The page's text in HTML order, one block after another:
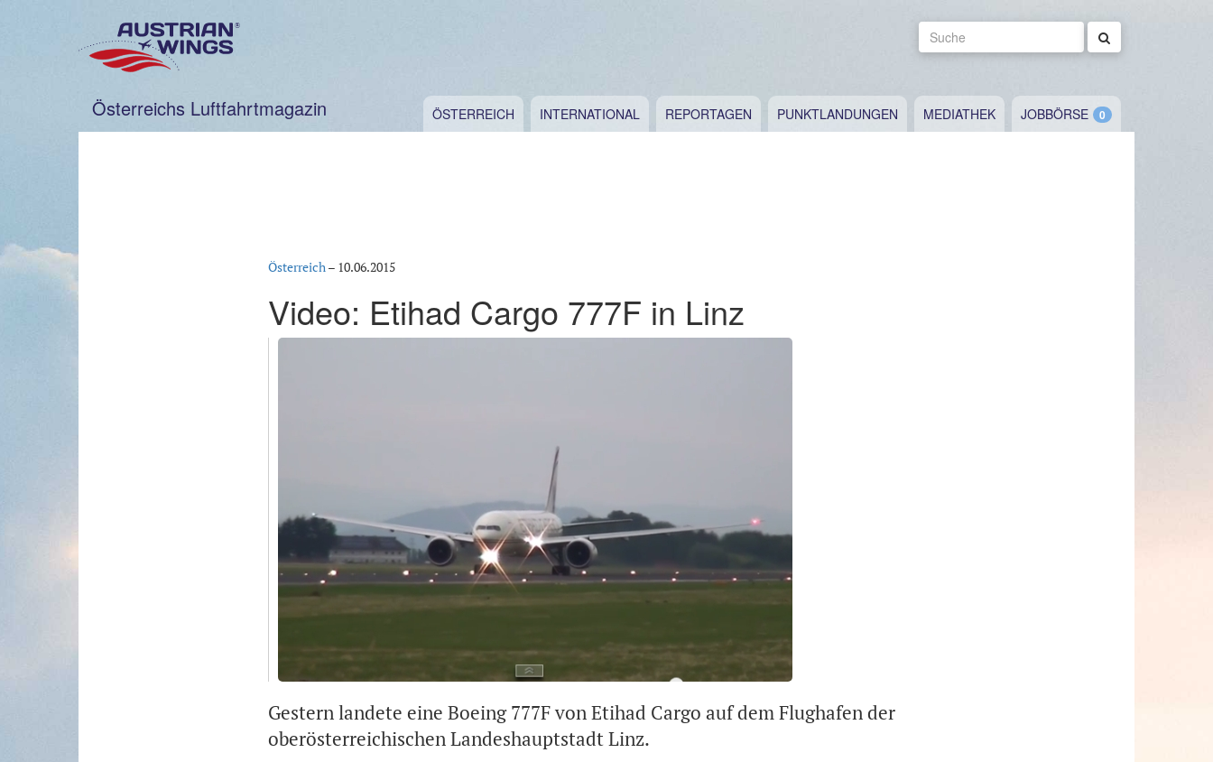
Suche
Österreichs Luftfahrtmagazin ÖSTERREICH INTERNATIONAL REPORTAGEN PUNKTLANDUNGEN MEDIATHEK JOBBÖRSE
Österreich– 10.06.2015
Video: Etihad Cargo 777F in Linz
Gestern landete eine Boeing 777F von Etihad Cargo auf dem Flughafen der
oberösterreichischen Landeshauptstadt Linz.